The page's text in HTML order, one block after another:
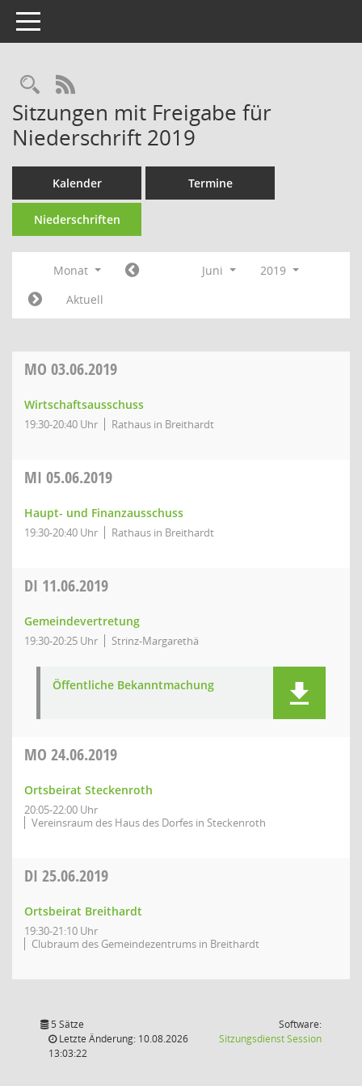
Toggle navigation
Rechercheauswahl
RSS-Feed
Sitzungen mit Freigabe für
Niederschrift 2019
Kalender Termine
Niederschriften
Monat Juni
2019
Aktuell
MO 03.06.2019
Wirtschaftsausschuss
19:30-20:40 Uhr Rathaus in Breithardt
MI 05.06.2019
Haupt- und Finanzausschuss
19:30-20:40 Uhr Rathaus in Breithardt
DI 11.06.2019
Gemeindevertretung
19:30-20:25 Uhr Strinz-Margarethä
Öffentliche Bekanntmachung
MO 24.06.2019
Ortsbeirat Steckenroth
20:05-22:00 Uhr
Vereinsraum des Haus des Dorfes in Steckenroth
DI 25.06.2019
Ortsbeirat Breithardt
19:30-21:10 Uhr
Clubraum des Gemeindezentrums in Breithardt
5 Sätze
Letzte Änderung: 10.08.2026
13:03:22
Software:
SitzungsdienstSession(Wird in